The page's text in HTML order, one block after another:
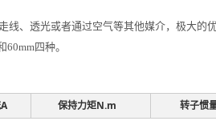
线、透光或者通过空气等其他媒介，极大
60mm四种。
保持力矩N.m 转子惯